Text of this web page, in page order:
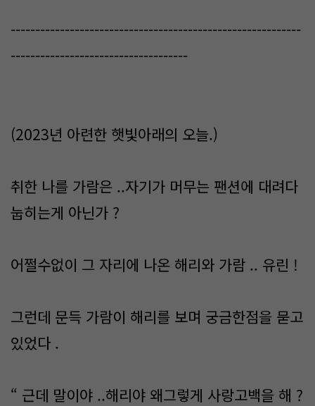
-----------------------------------------------------------
------------------------------------
(2023년 아련한 햇빛아래의 오늘.)
취한 나를 가람은 ..자기가 머무는 팬션에 대려다
눕히는게 아닌가 ?
어쩔수없이 그 자리에 나온 해리와 가람 .. 유린 !
그런데 문득 가람이 해리를 보며 궁금한점을 묻고
있었다 .
“ 근데 말이야 ..해리야 왜그렇게 사랑고백을 해 ?